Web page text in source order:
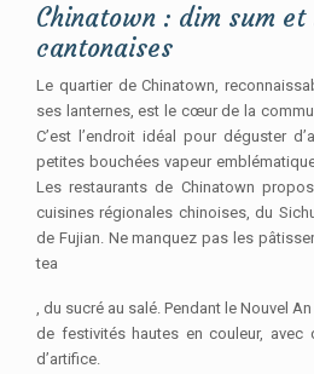
Chinatown : dim sum
cantonaises
Le quartier de Chinatown,
ses lanternes, est le cœur de la
C’est l’endroit idéal pour déguster
petites bouchées vapeur
Les restaurants de Chinatown
cuisines régionales chinoises, du
de Fujian. Ne manquez pas les
tea
, du sucré au salé. Pendant le Nouvel
de festivités hautes en couleur,
d’artifice.